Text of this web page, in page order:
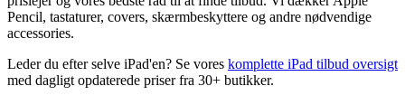
Pencil, tastaturer, covers, skærmbeskyttere og andre nødvendige
accessories.
Leder du efter selve iPad'en? Se vores komplette iPad tilbud oversigt
med dagligt opdaterede priser fra 30+ butikker.